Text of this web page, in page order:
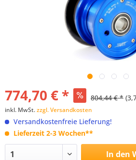
774,70 € * 804,44 € *
inkl. MwSt.zzgl. Versandkosten
Versandkostenfreie Lieferung!
Lieferzeit 2-3 Wochen**
In den